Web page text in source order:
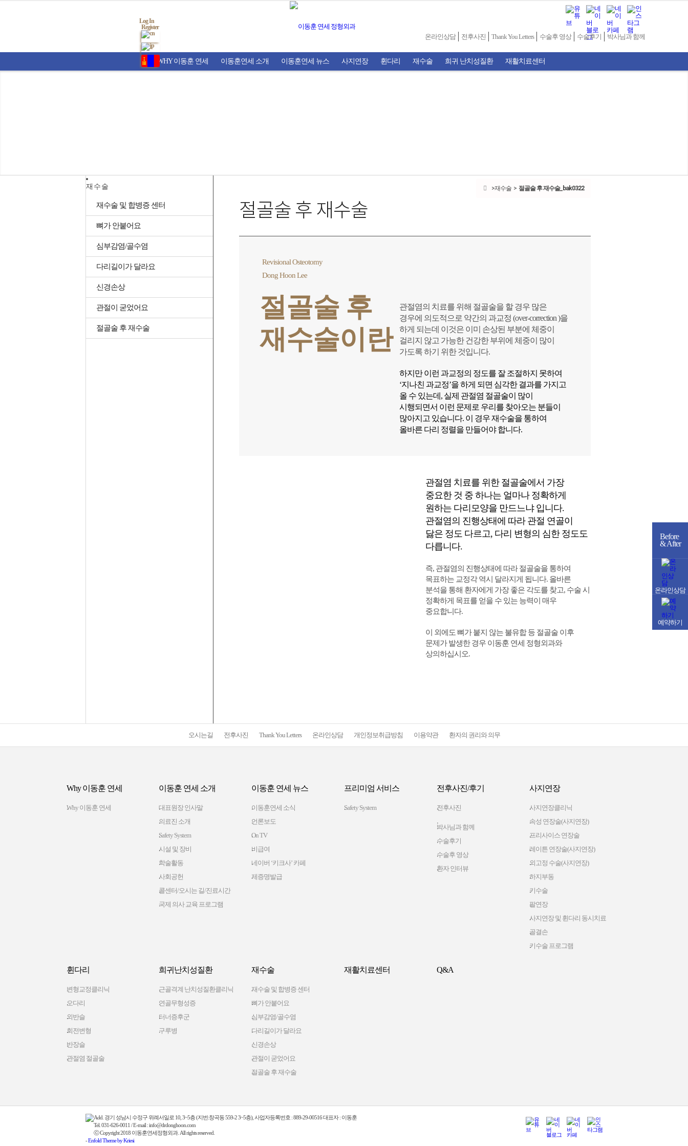
온라인상담 전후사진 Thank You Letters 수술후 영상 수술후기 박사님과 함께
Log In
Register
WHY 이동훈 연세 이동훈연세 소개 이동훈연세 뉴스 사지연장 휜다리 재수술 희귀 난치성질환 재활치료센터
재수술 절골술 후 재수술_bak0322
절골술 후 재수술
Revisional Osteotomy
Dong Hoon Lee
절골술 후
재수술이란
관절염의 치료를 위해 절골술을 할 경우 많은
경우에 의도적으로 약간의 과교정 (over-correction )을
하게 되는데 이것은 이미 손상된 부분에 체중이
걸리지 않고 가능한 건강한 부위에 체중이 많이
가도록 하기 위한 것입니다.
하지만 이런 과교정의 정도를 잘 조절하지 못하여
‘지나친 과교정’을 하게 되면 심각한 결과를 가지고
올 수 있는데, 실제 관절염 절골술이 많이
시행되면서 이런 문제로 우리를 찾아오는 분들이
많아지고 있습니다. 이 경우 재수술을 통하여
올바른 다리 정렬을 만들어야 합니다.
관절염 치료를 위한 절골술에서 가장
중요한 것 중 하나는 얼마나 정확하게
원하는 다리모양을 만드느냐 입니다.
관절염의 진행상태에 따라 관절 연골이
닳은 정도 다르고, 다리 변형의 심한 정도도
다릅니다.
즉, 관절염의 진행상태에 따라 절골술을 통하여
목표하는 교정각 역시 달라지게 됩니다. 올바른
분석을 통해 환자에게 가장 좋은 각도를 찾고, 수술 시
정확하게 목표를 얻을 수 있는 능력이 매우
중요합니다.
이 외에도 뼈가 붙지 않는 불유합 등 절골술 이후
문제가 발생한 경우 이동훈 연세 정형외과와
상의하십시오.
재수술
재수술 및 합병증 센터
뼈가 안붙어요
심부감염/골수염
다리길이가 달라요
신경손상
관절이 굳었어요
절골술 후 재수술
오시는길 전후사진 Thank You Letters 온라인상담 개인정보취급방침 이용약관 환자의 권리와 의무
Why 이동훈 연세
Why 이동훈 연세
이동훈 연세 소개
대표원장 인사말
의료진 소개
Safety System
시설 및 장비
학술활동
사회공헌
콜센터/오시는 길/진료시간
국제 의사 교육 프로그램
이동훈 연세 뉴스
이동훈연세 소식
언론보도
On TV
비급여
네이버 ‘키크사’ 카페
제증명발급
프리미엄 서비스
Safety System
전후사진/후기
전후사진
박사님과 함께
수술후기
수술후 영상
환자 인터뷰
사지연장
사지연장클리닉
속성 연장술(사지연장)
프리사이스 연장술
레이튼 연장술(사지연장)
외고정 수술(사지연장)
하지부동
키수술
팔연장
사지연장 및 휜다리 동시치료
골결손
키수술 프로그램
휜다리
변형교정클리닉
오다리
외반슬
회전변형
반장슬
관절염 절골술
희귀난치성질환
근골격계 난치성질환클리닉
연골무형성증
터너증후군
구루병
재수술
재수술 및 합병증 센터
뼈가 안붙어요
심부감염/골수염
다리길이가 달라요
신경손상
관절이 굳었어요
절골술 후 재수술
재활치료센터 Q&A
Add. 경기 성남시 수정구 위례서일로 10, 3~5층 (지번:창곡동 559-2 3~5층), 사업자등록번호 : 889-29-00516 대표자 : 이동훈
Tel. 031-626-0011 / E-mail : info@drdonghoon.com
ⓒ Copyright 2018 이동훈연세정형외과. All rights reserved.
-Enfold Theme by Kriesi
Before
& After
온라인상담
예약하기